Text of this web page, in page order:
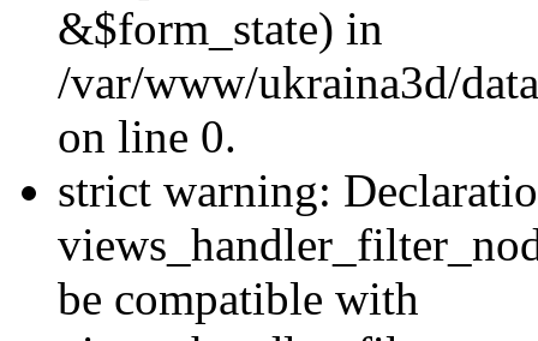
&$form_state) in
/var/www/ukraina3d/
on line 0.
strict warning:
be compatible with